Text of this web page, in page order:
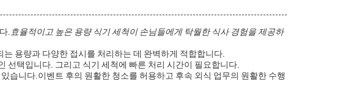
. 효율적이고 높은 용량 식기 세척이 손님들에게 탁월한 식사 경험을 제공하
용량과 다양한 접시를 처리하는 데 완벽하게 적합합니다.
선택입니다. 그리고 식기 세척에 빠른 처리 시간이 필요합니다.
습니다.이벤트 후의 원활한 청소를 허용하고 후속 외식 업무의 원활한 수행